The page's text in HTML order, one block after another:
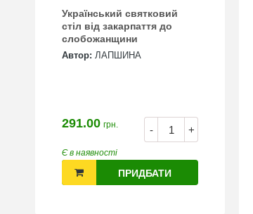
Український святковий
стіл від закарпаття до
слобожанщини
Автор: ЛАПШИНА
- +
291.00 грн.
Є в наявності
ПРИДБАТИ